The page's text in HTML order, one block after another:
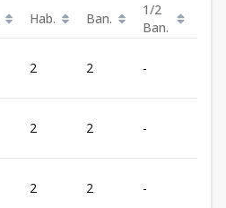
Hab. Ban.
1/2
Ban.
2 2 -
2 2 -
2 2 -